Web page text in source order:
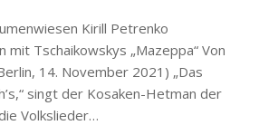
Kirill Petrenko
mit Tschaikowskys „Mazeppa“ Von
14. November 2021) „Das
singt der Kosaken-Hetman der
Volkslieder…